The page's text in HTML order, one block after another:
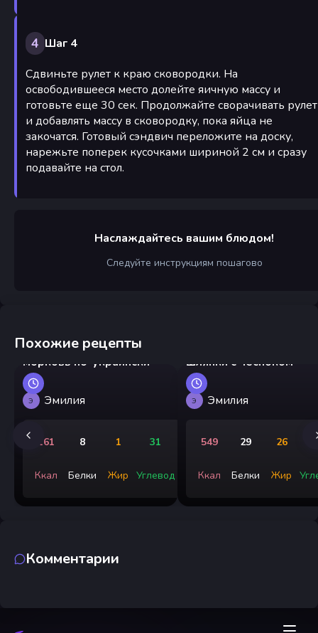
4 Шаг 4
Сдвиньте рулет к краю сковородки. На
освободившееся место долейте яичную массу и
готовьте еще 30 сек. Продолжайте сворачивать рулет
и добавлять массу в сковородку, пока яйца не
закочатся. Готовый сэндвич переложите на доску,
нарежьте поперек кусочками шириной 2 см и сразу
подавайте на стол.
Наслаждайтесь вашим блюдом!
Следуйте инструкциям пошагово
Похожие рецепты
Малосольные огурцы и
морковь по-украински
Э Эмилия
161
Ккал
8
Белки
1
Жир
31
Углевод
шляпки с чесноком
Э Эмилия
549
Ккал
29
Белки
26
Жир
Комментарии